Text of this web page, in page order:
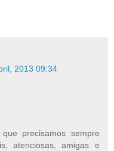
2013 09:34
precisamos sempre
atenciosas, amigas e